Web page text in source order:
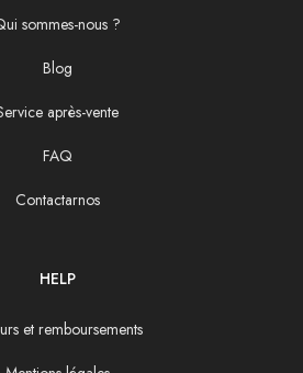
sommes-nous ?
Blog
après-vente
FAQ
Contactarnos
HELP
et remboursements